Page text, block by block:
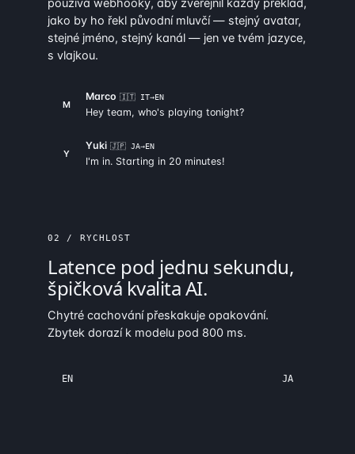
používá webhooky, aby zveřejnil každý překlad,
jako by ho řekl původní mluvčí — stejný avatar,
stejné jméno, stejný kanál — jen ve tvém jazyce,
s vlajkou.
M
Marco 🇮🇹 IT→EN
Hey team, who's playing tonight?
Y
Yuki 🇯🇵 JA→EN
I'm in. Starting in 20 minutes!
02 / RYCHLOST
Latence pod jednu sekundu,
špičková kvalita AI.
Chytré cachování přeskakuje opakování.
Zbytek dorazí k modelu pod 800 ms.
EN JA